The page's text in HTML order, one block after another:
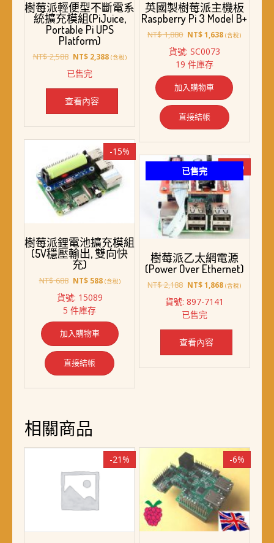
樹莓派輕便型不斷電系
統擴充模組(PiJuice,
Portable Pi UPS
Platform)
NT$2,588 原
始
價
格：
NT$ 2,588。
NT$2,388目
格：
(含稅)
已售完
查看內容
英國製樹莓派主機板
Raspberry Pi 3 Model B+
NT$1,880 原
價
格：
NT$ 1,880。
NT$1,638目
NT$ 1,638。
(含稅)
貨號: SC0073
19 件庫存
加入購物車
直接結帳
-15%
樹莓派鋰電池擴充模組
(5V穩壓輸出, 雙向快
充)
NT$688 原
價
格：
NT$ 688。
NT$588目
價
NT$ 588。
(含稅)
貨號: 15089
5 件庫存
加入購物車
直接結帳
已售完 -15%
樹莓派乙太網電源
(Power Over Ethernet)
NT$2,188 原
價
格：
NT$ 2,188。
NT$1,868目
NT$ 1,868。
(含稅)
貨號: 897-7141
已售完
查看內容
相關商品
-21% -6%